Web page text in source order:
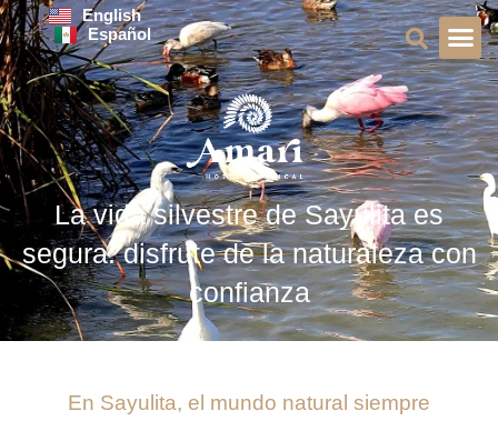
Ir
al
contenido
English
Español
La vida silvestre de Sayulita es
segura: disfrute de la naturaleza con
confianza
En Sayulita, el mundo natural siempre